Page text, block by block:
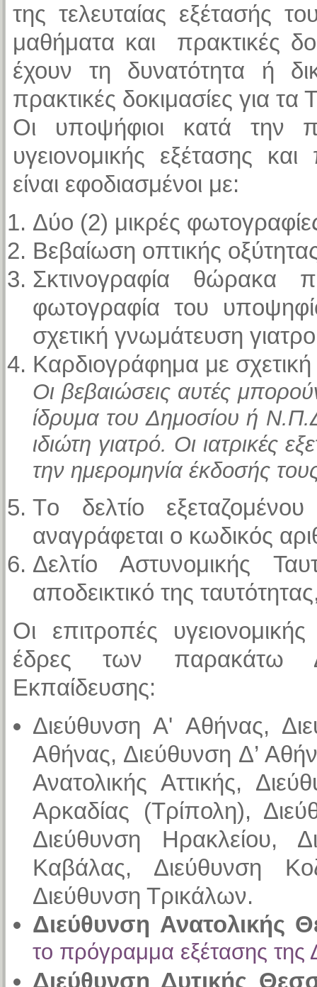
της τελευταίας εξέτασής
μαθήματα και πρακτικές
έχουν τη δυνατότητα ή
πρακτικές δοκιμασίες για
Οι υποψήφιοι κατά την
υγειονομικής εξέτασης
είναι εφοδιασμένοι με:
Δύο (2) μικρές
Βεβαίωση οπτικής
Σκτινογραφία
φωτογραφία του
σχετική γνωμάτευση
Καρδιογράφημα με
Οι βεβαιώσεις αυτές
ίδρυμα του Δημοσίου ή
ιδιώτη γιατρό. Οι ιατρικές
την ημερομηνία έκδοσής
Tο δελτίο
αναγράφεται ο κωδικός
Δελτίο Αστυνομικής
αποδεικτικό της
Οι επιτροπές
έδρες των παρακάτω
Εκπαίδευσης:
Διεύθυνση Α' Αθήνας,
Αθήνας, Διεύθυνση Δ’
Ανατολικής Αττικής,
Αρκαδίας (Τρίπολη),
Διεύθυνση Ηρακλείου,
Καβάλας, Διεύθυνση
Διεύθυνση Τρικάλων.
Διεύθυνση Ανατολικής
το πρόγραμμα εξέτασης
Διεύθυνση Δυτικής